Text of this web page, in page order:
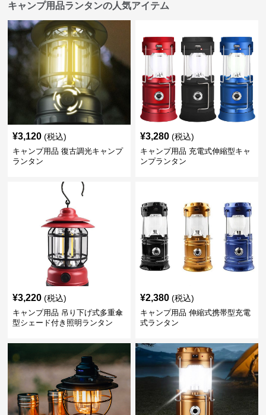
キャンプ用品ランタンの人気アイテム
¥3,120 (税込)
キャンプ用品 復古調光キャンプ
ランタン
¥3,280 (税込)
キャンプ用品 充電式伸縮型キャ
ンプランタン
¥3,220 (税込)
キャンプ用品 吊り下げ式多重傘
型シェード付き照明ランタン
¥2,380 (税込)
キャンプ用品 伸縮式携帯型充電
式ランタン